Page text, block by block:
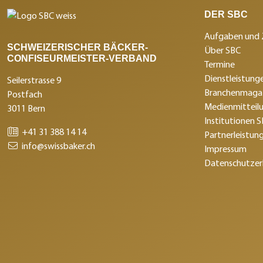
SCHWEIZERISCHER BÄCKER-
CONFISEURMEISTER-VERBAND
Seilerstrasse 9
Postfach
3011 Bern
+41 31 388 14 14
info@swissbaker.ch
DER SBC
Aufgaben und
Über SBC
Termine
Institutionen
Impressum